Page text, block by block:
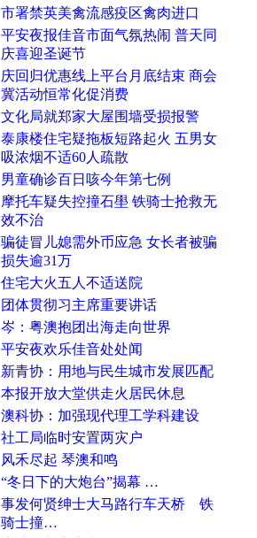
市署禁英美禽流感疫区禽肉进口
平安夜报佳音市面气氛热闹 普天同
庆喜迎圣诞节
庆回归优惠线上平台月底结束 商会
冀活动恒常化促消费
文化局就郑家大屋围墙受损报警
泰康楼住宅疑拖板短路起火 五男女
吸浓烟不适60人疏散
男童确诊百日咳今年第七例
摩托车疑失控撞石壆 铁骑士抢救无
效不治
骗徒冒儿媳需外币应急 女长者被骗
损失逾31万
住宅大火五人不适送院
团体贯彻习主席重要讲话
岑：粤澳抱团出海走向世界
平安夜欢乐佳音处处闻
新青协：用地与民生城市发展匹配
本报开放大堂供走火居民休息
澳科协：加强现代理工学科建设
社工局临时安置两灾户
风禾尽起 琴澳和鸣
“冬日下的大炮台”揭幕 …
事发何贤绅士大马路行车天桥 铁
骑士撞…